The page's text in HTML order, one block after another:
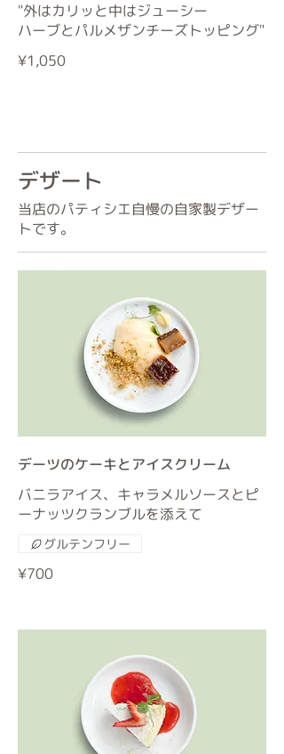
"外はカリッと中はジューシー
ハーブとパルメザンチーズトッピング"
¥1,050
デザート
当店のパティシエ自慢の自家製デザー
トです。
デーツのケーキとアイスクリーム
バニラアイス、キャラメルソースとピ
ーナッツクランブルを添えて
¥700
グルテンフリー